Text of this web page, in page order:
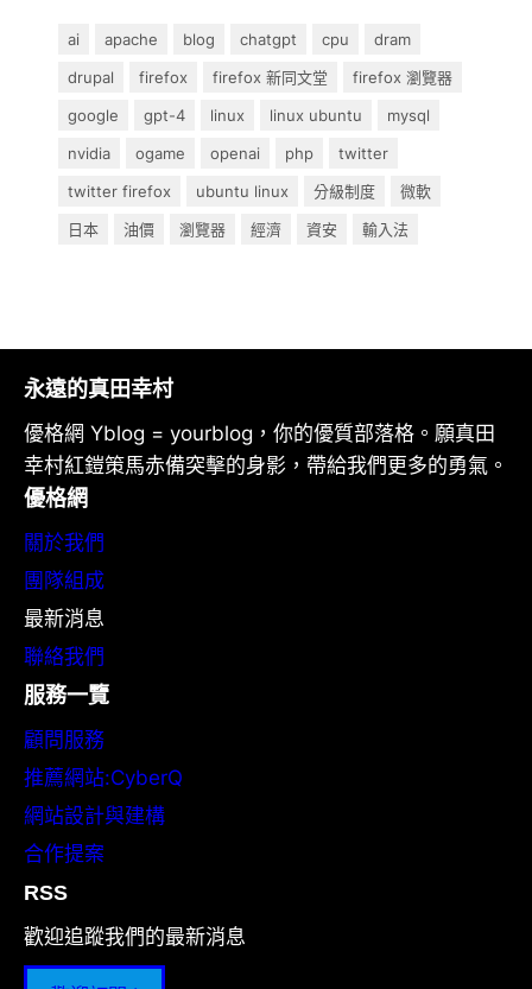
ai apache blog chatgpt cpu
dram
drupal
firefox firefox 新同文堂
firefox 瀏覽器
google
gpt-4 linux linux ubuntu
mysql
nvidia
ogame openai php
twitter
twitter firefox
ubuntu linux 分級制度
微軟
日本
油價 瀏覽器 經濟 資安 輸入法
永遠的真田幸村
優格網 Yblog = yourblog，你的優質部落格。願真田
幸村紅鎧策馬赤備突擊的身影，帶給我們更多的勇氣。
優格網
關於我們
團隊組成
最新消息
聯絡我們
服務一覽
顧問服務
推薦網站:CyberQ
網站設計與建構
合作提案
RSS
歡迎追蹤我們的最新消息